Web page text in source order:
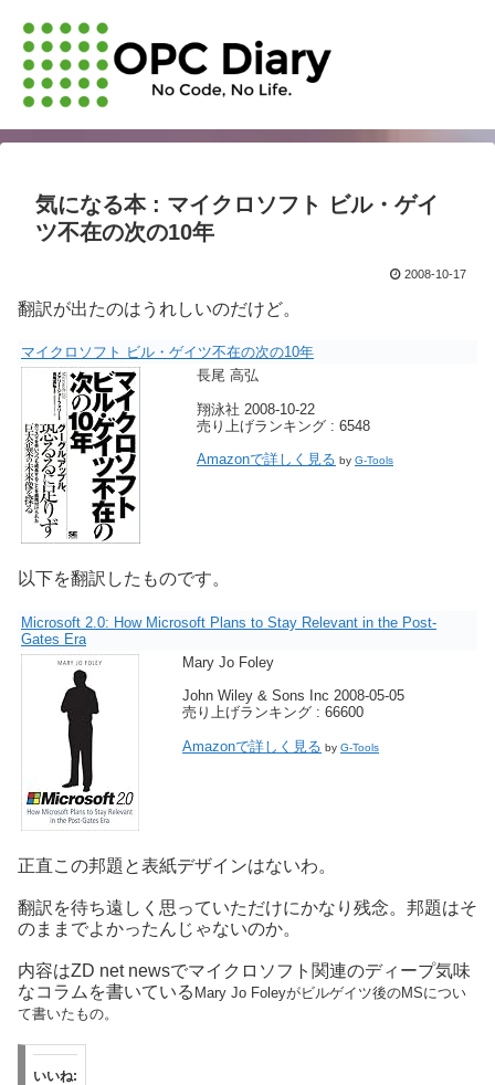
気になる本 : マイクロソフト ビル・ゲイ
ツ不在の次の10年
2008-10-17
翻訳が出たのはうれしいのだけど。
マイクロソフト ビル・ゲイツ不在の次の10年
長尾 高弘
翔泳社 2008-10-22
売り上げランキング : 6548
Amazonで詳しく見る by G-Tools
以下を翻訳したものです。
Microsoft 2.0: How Microsoft Plans to Stay Relevant in the Post-
Gates Era
Mary Jo Foley
John Wiley & Sons Inc 2008-05-05
売り上げランキング : 66600
Amazonで詳しく見る by G-Tools
正直この邦題と表紙デザインはないわ。
翻訳を待ち遠しく思っていただけにかなり残念。邦題はそ
のままでよかったんじゃないのか。
内容はZD net newsでマイクロソフト関連のディープ気味
なコラムを書いている Mary Jo Foleyがビルゲイツ後のMSについ
て書いたもの。
いいね: